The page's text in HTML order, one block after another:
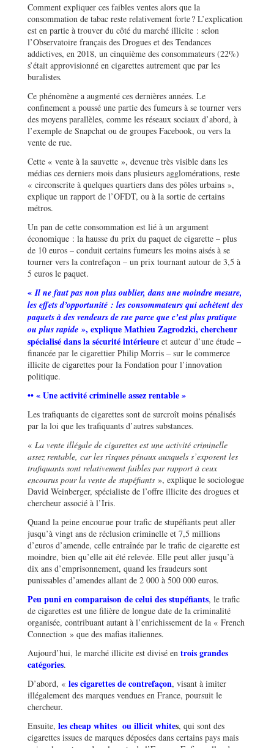
Comment expliquer ces faibles ventes alors que la
consommation de tabac reste relativement forte ? L’explication
est en partie à trouver du côté du marché illicite : selon
l’Observatoire français des Drogues et des Tendances
addictives, en 2018, un cinquième des consommateurs (22%)
s’était approvisionné en cigarettes autrement que par les
buralistes.
Ce phénomène a augmenté ces dernières années. Le
confinement a poussé une partie des fumeurs à se tourner vers
des moyens parallèles, comme les réseaux sociaux d’abord, à
l’exemple de Snapchat ou de groupes Facebook, ou vers la
vente de rue.
Cette « vente à la sauvette », devenue très visible dans les
médias ces derniers mois dans plusieurs agglomérations, reste
« circonscrite à quelques quartiers dans des pôles urbains »,
explique un rapport de l’OFDT, ou à la sortie de certains
métros.
Un pan de cette consommation est lié à un argument
économique : la hausse du prix du paquet de cigarette – plus
de 10 euros – conduit certains fumeurs les moins aisés à se
tourner vers la contrefaçon – un prix tournant autour de 3,5 à
5 euros le paquet.
«Il ne faut pas non plus oublier, dans une moindre mesure,
les effets d’opportunité : les consommateurs qui achètent des
paquets à des vendeurs de rue parce que c’est plus pratique
ou plus rapide », explique Mathieu Zagrodzki, chercheur
spécialisé dans la sécurité intérieure et auteur d’une étude –
financée par le cigarettier Philip Morris – sur le commerce
illicite de cigarettes pour la Fondation pour l’innovation
politique.
•• « Une activité criminelle assez rentable »
Les trafiquants de cigarettes sont de surcroît moins pénalisés
par la loi que les trafiquants d’autres substances.
« La vente illégale de cigarettes est une activité criminelle
assez rentable, car les risques pénaux auxquels s’exposent les
trafiquants sont relativement faibles par rapport à ceux
encourus pour la vente de stupéfiants », explique le sociologue
David Weinberger, spécialiste de l’offre illicite des drogues et
chercheur associé à l’Iris.
Quand la peine encourue pour trafic de stupéfiants peut aller
jusqu’à vingt ans de réclusion criminelle et 7,5 millions
d’euros d’amende, celle entraînée par le trafic de cigarette est
moindre, bien qu’elle ait été relevée. Elle peut aller jusqu’à
dix ans d’emprisonnement, quand les fraudeurs sont
punissables d’amendes allant de 2 000 à 500 000 euros.
Peu puni en comparaison de celui des stupéfiants, le trafic
de cigarettes est une filière de longue date de la criminalité
organisée, contribuant autant à l’enrichissement de la « French
Connection » que des mafias italiennes.
Aujourd’hui, le marché illicite est divisé en trois grandes
catégories.
D’abord, « les cigarettes de contrefaçon, visant à imiter
illégalement des marques vendues en France, poursuit le
chercheur.
Ensuite, les cheap whites ou illicit whites, qui sont des
cigarettes issues de marques déposées dans certains pays mais